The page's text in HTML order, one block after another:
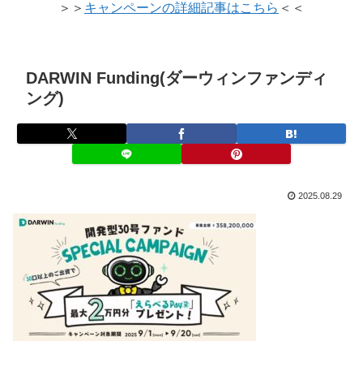
＞＞ キャンペーンの詳細記事はこちら ＜＜
DARWIN Funding(ダーウィンファンディ
ング)
2025.08.29